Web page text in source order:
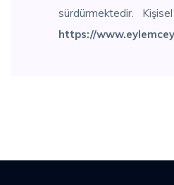
sürdürmektedir.
https://